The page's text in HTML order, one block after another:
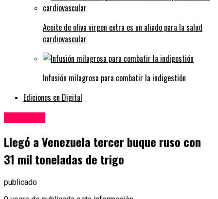
Aceite de oliva virgen extra es un aliado para la salud
cardiovascular
Infusión milagrosa para combatir la indigestión
Ediciones en Digital
Llegó a Venezuela tercer buque ruso con
31 mil toneladas de trigo
publicado